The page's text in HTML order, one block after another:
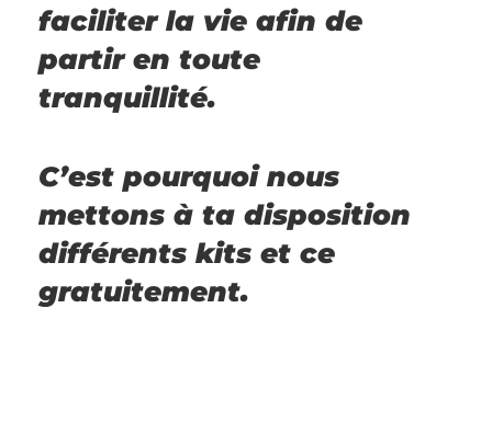
faciliter la vie afin de
partir en toute
tranquillité.
C’est pourquoi nous
mettons à ta disposition
différents kits et ce
gratuitement.